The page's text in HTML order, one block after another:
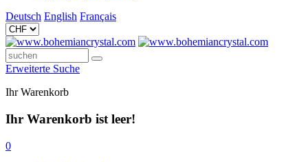
Deutsch English Français
Erweiterte Suche
Ihr Warenkorb
Ihr Warenkorb ist leer!
0